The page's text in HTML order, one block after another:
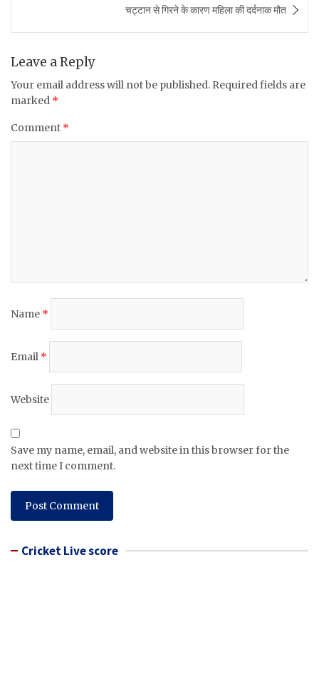
o
k
p
चट्टान से गिरने के कारण महिला की दर्दनाक मौत
Leave a Reply
Your email address will not be published. Required fields are
marked *
Comment *
Name *
Email *
Website
Save my name, email, and website in this browser for the
next time I comment.
Cricket Live score